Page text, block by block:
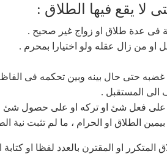
لا يقع فيها الطلاق :
فى عدة طلاق او زواج غير صحيح .
او من زال عقله ولو اختيارا بمحرم .
حتى حال بينه وبين تحكمه فى
الى المستقبل .
على فعل شئ او تركه او على حصول شئ
الطلاق او الحرام ، ما لم تثبت نية
المتكرر او المقترن بالعدد لفظا او